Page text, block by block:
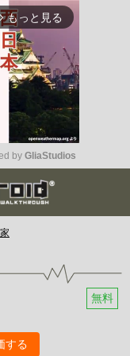
arrow_forward_ios もっと見る
Mute
by GliaStudios
無料
する